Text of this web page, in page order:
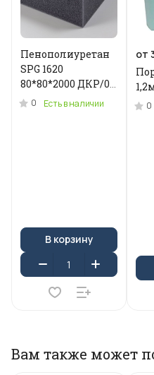
Пенополиуретан
SPG 1620
80*80*2000 ДКР/0.2
кг .N-3955U
0 Есть в наличии
В корзину
от
0
Вам также может